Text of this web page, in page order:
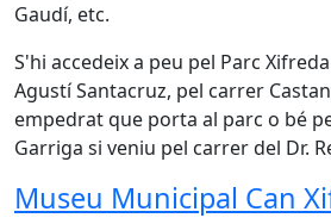
Gaudí, etc.
S'hi accedeix a peu pel Parc
Agustí Santacruz, pel carrer
empedrat que porta al parc o bé
Garriga si veniu pel carrer del Dr.
Museu Municipal Can